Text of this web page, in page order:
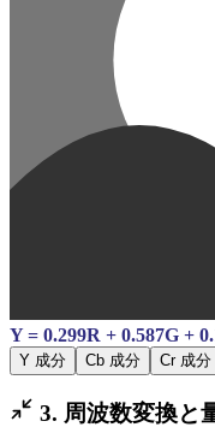
Y = 0.299R + 0.587G +
Y 成分 Cb 成分 Cr 成分
3. 周波数変換と